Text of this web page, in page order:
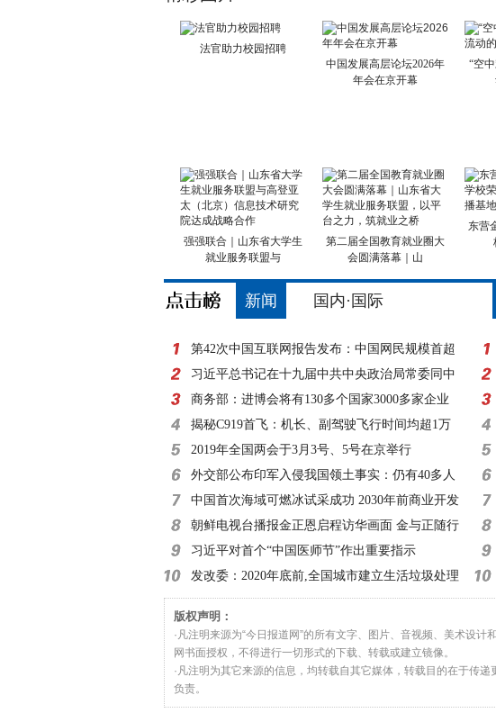
法官助力校园招聘
中国发展高层论坛2026年
年会在京开幕
“空
强强联合｜山东省大学生
就业服务联盟与
第二届全国教育就业圈大
会圆满落幕｜山
东营
新闻 国内·国际
第42次中国互联网报告发布：中国网民规模首超
8亿
习近平总书记在十九届中共中央政治局常委同中
外记者见面时的讲
商务部：进博会将有130多个国家3000多家企业
参展
揭秘C919首飞：机长、副驾驶飞行时间均超1万
小时
2019年全国两会于3月3号、5号在京举行
外交部公布印军入侵我国领土事实：仍有40多人
滞留
中国首次海域可燃冰试采成功 2030年前商业开发
朝鲜电视台播报金正恩启程访华画面 金与正随行
习近平对首个“中国医师节”作出重要指示
发改委：2020年底前,全国城市建立生活垃圾处理
收费制度
版权声明：
·凡注明来源为“今日报道网”的所有文字、图片、音视频、美术设
网书面授权，不得进行一切形式的下载、转载或建立镜像。
·凡注明为其它来源的信息，均转载自其它媒体，转载目的在于传
负责。